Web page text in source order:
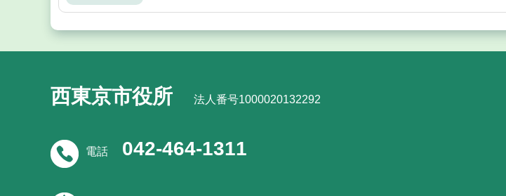
西東京市役所 法人番号1000020132292
電話 042-464-1311